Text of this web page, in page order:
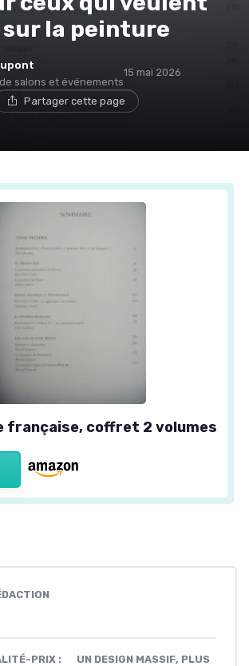
la peinture
salons et événements
15 mai 2026
Partager cette page
française, coffret 2 volumes
PRIX :
UN DESIGN MASSIF, PLUS